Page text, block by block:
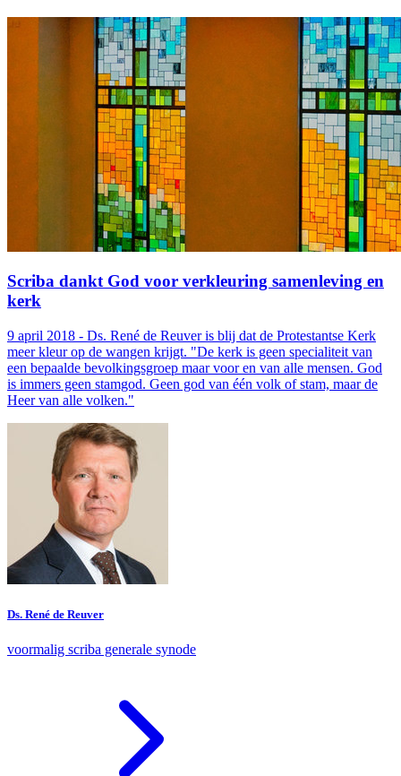
Scriba dankt God voor verkleuring samenleving en
kerk
9 april 2018 - Ds. René de Reuver is blij dat de Protestantse Kerk
meer kleur op de wangen krijgt. "De kerk is geen specialiteit van
een bepaalde bevolkingsgroep maar voor en van alle mensen. God
is immers geen stamgod. Geen god van één volk of stam, maar de
Heer van alle volken."
Ds. René de Reuver
voormalig scriba generale synode